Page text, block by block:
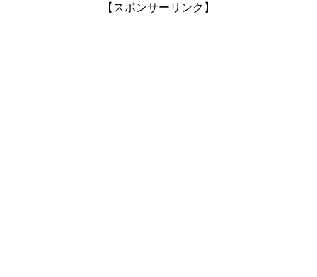
【スポンサーリンク】